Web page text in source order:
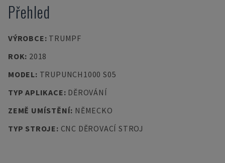
Přehled
VÝROBCE: TRUMPF
ROK: 2018
MODEL: TRUPUNCH1000 S05
TYP APLIKACE: DĚROVÁNÍ
ZEMĚ UMÍSTĚNÍ: NĚMECKO
TYP STROJE: CNC DĚROVACÍ STROJ